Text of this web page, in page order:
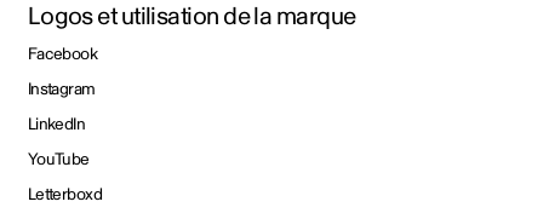
Logos et utilisation de la marque
Facebook
Instagram
LinkedIn
YouTube
Letterboxd